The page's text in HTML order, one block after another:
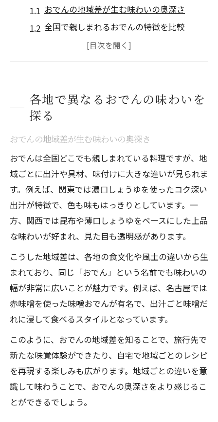
おでんの地域差が生む味わいの奥深さ
全国で親しまれるおでんの特徴を比較
家庭ごとに違うおでんの出汁の魅力
おでん文化から見るご当地食材の違い
おでん地域差が生む具材と出汁の世界
おでん具材の選び方と地域ごとの特色
おでん出汁の違いが味わいを決める理由
全国で食べられるおでん具材の秘密
おでんの出汁文化と地域性を探る
関東流と関西流おでんの違いを徹底解説
関東おでんと関西おでんの味付け比較
おでん出汁の濃さが生む関東関西の違い
はんぺんと牛すじおでんの特徴を解説
関東・関西で人気のおでん具材とは
関西おでんが薄味とされる理由を考察
もし東北のおでんを味わうなら注目したい特
徴
東北おでんの特徴と人気の具材紹介
おでん地域差を感じる東北の出汁文化
東北地方ならではのおでんの味わい方
寒い地域特有のおでんの楽しみ方
各地で異なるおでんの味わいを
探る
おでんの地域差が生む味わいの奥深さ
おでんは全国どこでも親しまれている料理ですが、地
域ごとに出汁や具材、味付けに大きな違いが見られま
す。例えば、関東では濃口しょうゆを使ったコク深い
出汁が特徴で、色も味もはっきりとしています。一
方、関西では昆布や薄口しょうゆをベースにした上品
な味わいが好まれ、見た目も透明感があります。
こうした地域差は、各地の食文化や風土の違いから生
まれており、同じ「おでん」という名前でも味わいの
幅が非常に広いことが魅力です。例えば、名古屋では
赤味噌を使った味噌おでんが有名で、出汁ごと味噌だ
れに浸して食べるスタイルとなっています。
このように、おでんの地域差を知ることで、旅行先で
新たな味覚体験ができたり、自宅で地域ごとのレシピ
を再現する楽しみも広がります。地域ごとの違いを意
識して味わうことで、おでんの奥深さをより感じるこ
とができるでしょう。